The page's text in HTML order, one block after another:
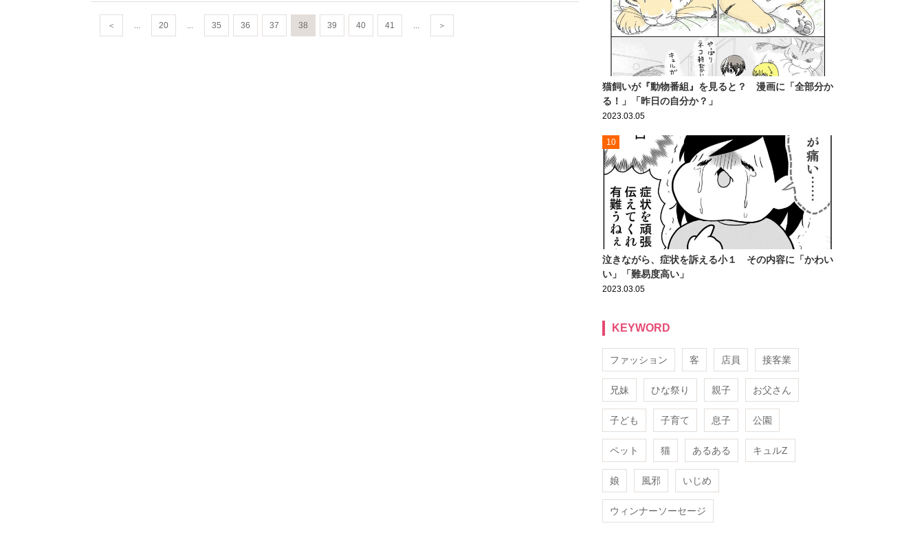
＜ ... 20 ... 35 36 37 38 39 40 41 ... ＞
猫飼いが『動物番組』を見ると？ 漫画に「全部分か
る！」「昨日の自分か？」
2023.03.05
10
泣きながら、症状を訴える小１ その内容に「かわい
い」「難易度高い」
2023.03.05
KEYWORD
ファッション 客 店員 接客業
兄妹 ひな祭り 親子 お父さん
子ども 子育て 息子 公園
ペット 猫 あるある キュルZ
娘 風邪 いじめ
ウィンナーソーセージ